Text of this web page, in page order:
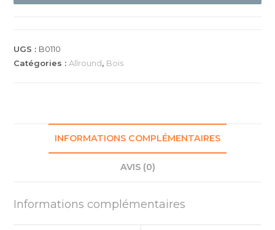
UGS : B0110
Catégories : Allround, Bois
INFORMATIONS COMPLÉMENTAIRES
AVIS (0)
Informations complémentaires